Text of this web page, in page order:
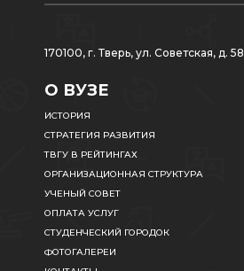
170100, г. Тверь, ул. Советская, д. 58
О ВУЗЕ
ИСТОРИЯ
СТРАТЕГИЯ РАЗВИТИЯ
ТВГУ В РЕЙТИНГАХ
ОРГАНИЗАЦИОННАЯ СТРУКТУРА
УЧЕНЫЙ СОВЕТ
ОПЛАТА УСЛУГ
СТУДЕНЧЕСКИЙ ГОРОДОК
ФОТОГАЛЕРЕИ